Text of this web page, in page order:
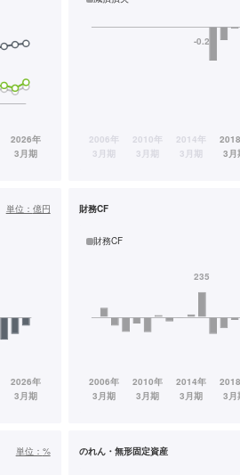
単位： 億円 財務CF
財務CF
単位： % のれん・無形固定資産